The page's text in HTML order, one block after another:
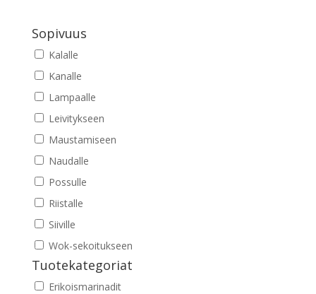
Sopivuus
Kalalle
Kanalle
Lampaalle
Leivitykseen
Maustamiseen
Naudalle
Possulle
Riistalle
Siiville
Wok-sekoitukseen
Tuotekategoriat
Erikoismarinadit